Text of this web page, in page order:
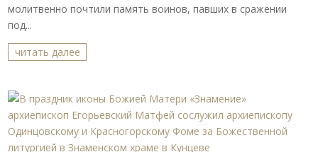
молитвенно почтили память воинов, павших в сражении
под...
читать далее